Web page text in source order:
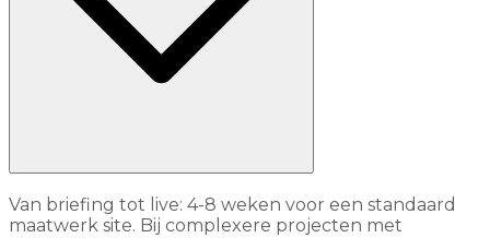
Van briefing tot live: 4-8 weken voor een standaard
maatwerk site. Bij complexere projecten met